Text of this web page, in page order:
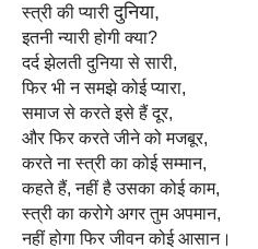
स्त्री की प्यारीदुनिया,
इतनी न्यारी होगी क्या?
दर्द झेलती दुनिया से सारी,
फिर भी न समझे कोई प्यारा,
समाज से करते इसे हैं दूर,
और फिर करते जीने को मजबूर,
करते ना स्त्री का कोई सम्मान,
कहते हैं, नहीं है उसका कोई काम,
स्त्री का करोगे अगर तुम अपमान,
नहीं होगा फिर जीवन कोई आसान।